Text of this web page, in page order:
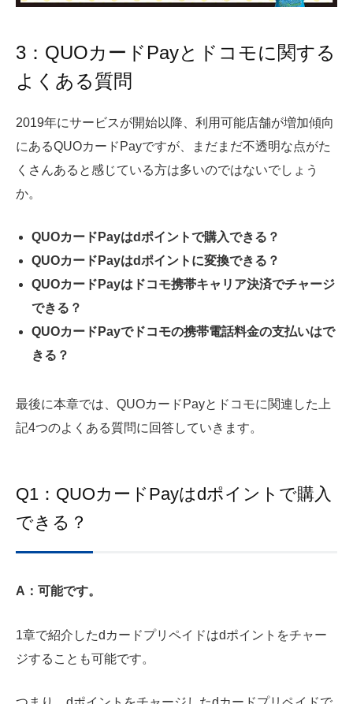
3：QUOカードPayとドコモに関する
よくある質問
2019年にサービスが開始以降、利用可能店舗が増加傾向
にあるQUOカードPayですが、まだまだ不透明な点がた
くさんあると感じている方は多いのではないでしょう
か。
QUOカードPayはdポイントで購入できる？
QUOカードPayはdポイントに変換できる？
QUOカードPayはドコモ携帯キャリア決済でチャージ
できる？
QUOカードPayでドコモの携帯電話料金の支払いはで
きる？
最後に本章では、QUOカードPayとドコモに関連した上
記4つのよくある質問に回答していきます。
Q1：QUOカードPayはdポイントで購入
できる？
A：可能です。
1章で紹介したdカードプリペイドはdポイントをチャー
ジすることも可能です。